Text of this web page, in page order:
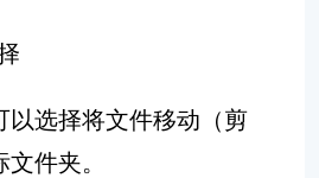
以选择将文件移动（剪
件夹。